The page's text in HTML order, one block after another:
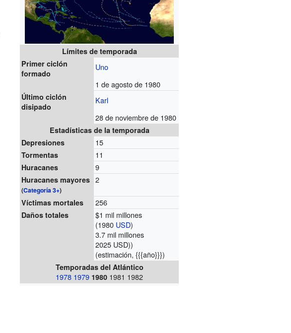
Límites de temporada
Primer ciclón
formado
Uno
1 de agosto de 1980
Último ciclón
disipado
Karl
28 de noviembre de 1980
Estadísticas de la temporada
Depresiones
15
Tormentas 11
Huracanes 9
Huracanes mayores
(Categoría 3+)
2
Víctimas mortales 256
Daños totales
$1 mil millones
(1980 USD)
3.7 mil millones
2025 USD))
(estimación, {{{año}}})
Temporadas del Atlántico
1978 1979 1980 1981 1982